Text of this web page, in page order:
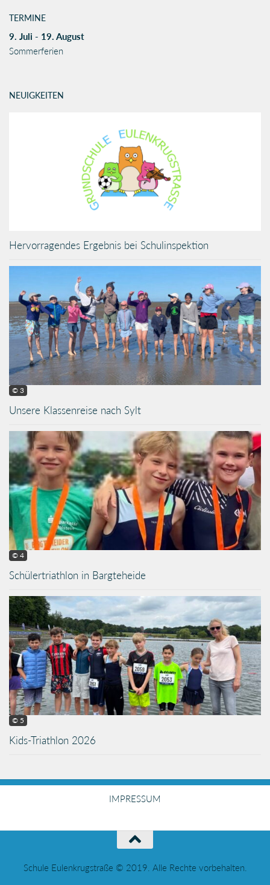
TERMINE
9. Juli - 19. August
Sommerferien
NEUIGKEITEN
Hervorragendes Ergebnis bei Schulinspektion
© 3
Unsere Klassenreise nach Sylt
© 4
Schülertriathlon in Bargteheide
© 5
Kids-Triathlon 2026
IMPRESSUM
Schule Eulenkrugstraße © 2019. Alle Rechte vorbehalten.